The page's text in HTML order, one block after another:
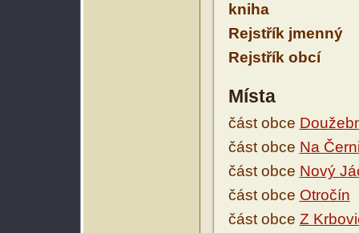
kniha
Rejstřík jmenný
Rejstřík obcí
Místa
část obce
část obce Na
část obce Nový
část obce Otročín
část obce Z